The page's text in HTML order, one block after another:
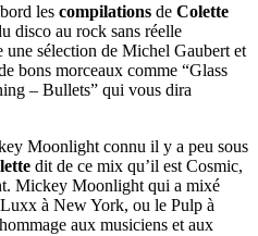
les compilations de Colette
disco au rock sans réelle
sélection de Michel Gaubert et
bons morceaux comme “Glass
– Bullets” qui vous dira
Moonlight connu il y a peu sous
dit de ce mix qu’il est Cosmic,
Mickey Moonlight qui a mixé
à New York, ou le Pulp à
aux musiciens et aux